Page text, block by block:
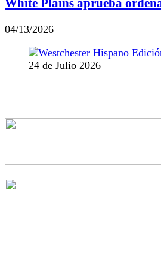
White Plains aprueba
04/13/2026
24 de Julio 2026